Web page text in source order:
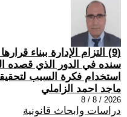
(9) التزام الإدارة ببناء
سنده في الدور الذي قصده
استخدام فكرة السبب
ماجد احمد الزاملي
2026 / 8 / 8
دراسات وابحاث قانونية